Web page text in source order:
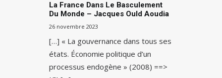
La France Dans Le Basculement
Du Monde – Jacques Ould Aoudia
26 novembre 2023
[…] « La gouvernance dans tous ses
états. Économie politique d’un
processus endogène » (2008) ==>